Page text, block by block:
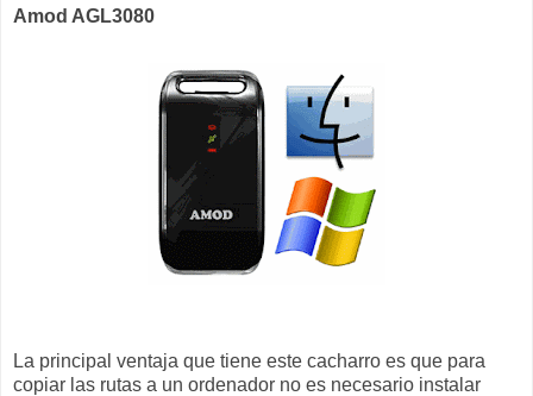
Amod AGL3080
La principal ventaja que tiene este cacharro es que para
copiar las rutas a un ordenador no es necesario instalar